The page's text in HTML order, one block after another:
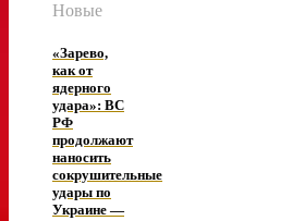
Новые
«Зарево,
как от
ядерного
удара»: ВС
РФ
продолжают
наносить
сокрушительные
удары по
Украине —